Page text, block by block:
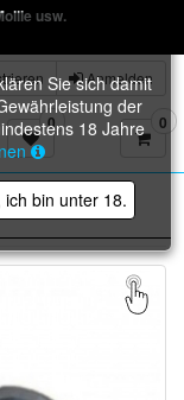
usw.
Anmelden
0 0
Sie sich damit
der
18 Jahre
ich bin unter 18.